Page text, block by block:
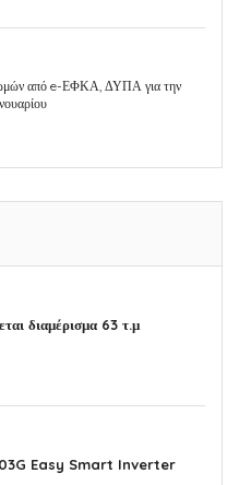
από e-ΕΦΚΑ, ΔΥΠΑ για την
διαμέρισμα 63 τ.μ
Easy Smart Inverter